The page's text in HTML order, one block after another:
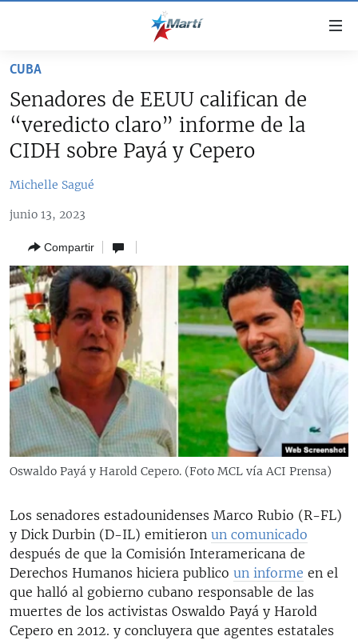
accesibilidad
contenido
principal
navegación
principal
la
búsqueda
CUBA
CUBA
SOBRE CUBA
ESTADOS UNIDOS
DEPORTES
ARTE Y ENTRETENIMIENTO
OPINIÓN GRÁFICA
AUDIOVISUALES MARTÍ
RADIO MARTÍ
ESPECIALES
ESPECIALES
LA REALIDAD DE LA VIVIENDA EN CUBA
KENTU-CUBANO
LOS SANTOS DE HIALEAH
DESINFORMACIÓN RUSA EN AMÉRICA LATINA
LA INVASIÓN DE RUSIA A UCRANIA
MULTIMEDIA
EDITORIALES
CUBA
Senadores de EEUU califican de
“veredicto claro” informe de la
CIDH sobre Payá y Cepero
Michelle Sagué
junio 13, 2023
Compartir
Oswaldo Payá y Harold Cepero. (Foto MCL vía ACI Prensa)
Los senadores estadounidenses Marco Rubio (R-FL)
y Dick Durbin (D-IL) emitieron un comunicado
después de que la Comisión Interamericana de
Derechos Humanos hiciera publico un informe en el
que halló al gobierno cubano responsable de las
muertes de los activistas Oswaldo Payá y Harold
Cepero en 2012. y concluyera que agentes estatales